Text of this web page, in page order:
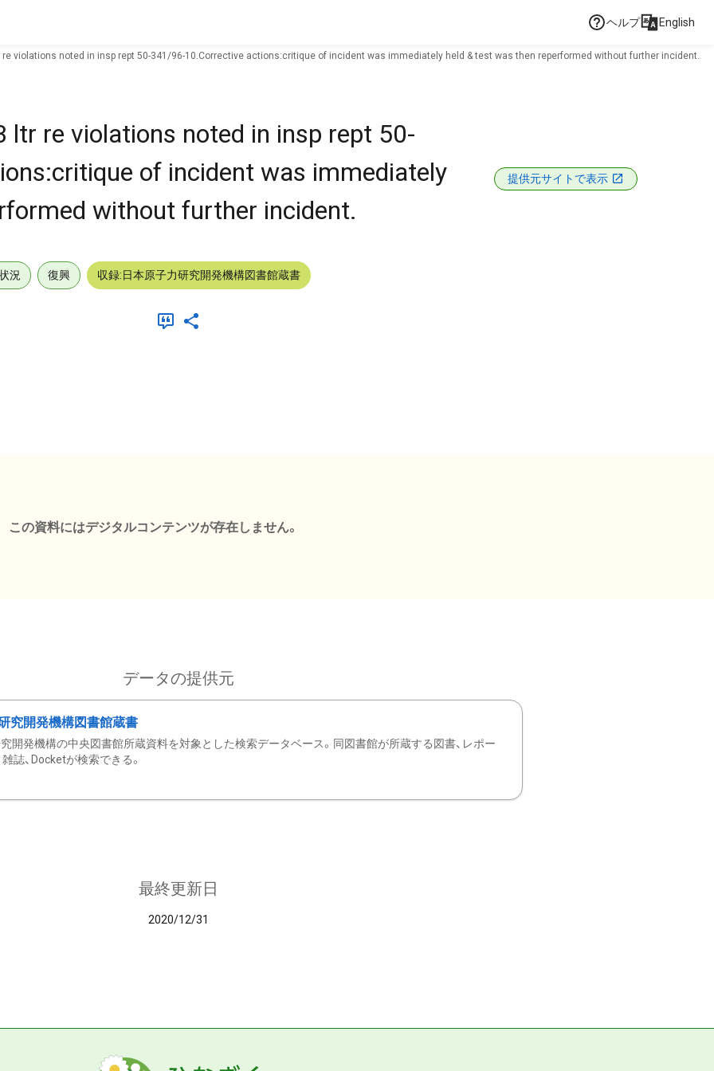
ヘルプ English
re violations noted in insp rept 50-341/96-10.Corrective actions:critique of incident was immediately held & test was then reperformed without further incident.
ltr re violations noted in insp rept 50-
of incident was immediately
without further incident.
提供元サイトで表示
況 復興 収録:日本原子力研究開発機構図書館蔵書
この資料にはデジタルコンテンツが存在しません。
データの提供元
究開発機構図書館蔵書
開発機構の中央図書館所蔵資料を対象とした検索データベース。同図書館が所蔵する図書、レポー
雑誌、Docketが検索できる。
最終更新日
2020/12/31